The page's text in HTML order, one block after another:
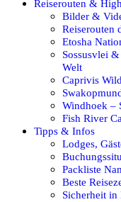
Reiserouten &
Bilder &
Reiserouten
Etosha
Sossusvlei
Welt
Caprivis
Windhoek –
Fish River
Tipps & Infos
Lodges,
Packliste
Beste
Sicherheit